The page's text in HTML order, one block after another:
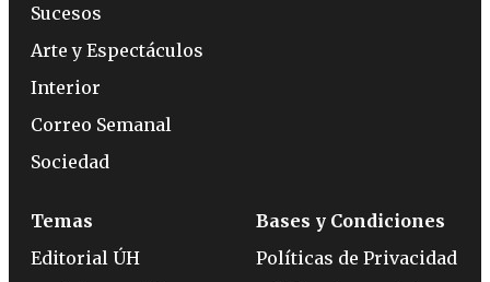
Sucesos
Arte y Espectáculos
Interior
Correo Semanal
Sociedad
Temas
Editorial ÚH
Bases y Condiciones
Políticas de Privacidad